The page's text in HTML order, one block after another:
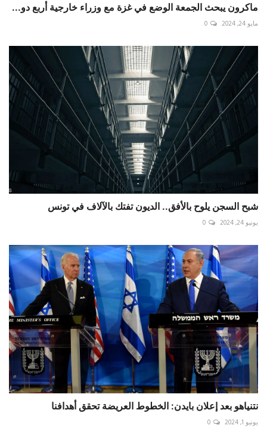
ماكرون يبحث الجمعة الوضع في غزة مع وزراء خارجية أربع دو...
مايو 24, 2024 0
شبح السجن يلوح بالأفق.. الديون تفتك بالآلاف في تونس
يونيو 24, 2024 0
نتنياهو بعد إعلان بايدن: الخطوط العريضة تحقق أهدافنا
يونيو 1, 2024 0